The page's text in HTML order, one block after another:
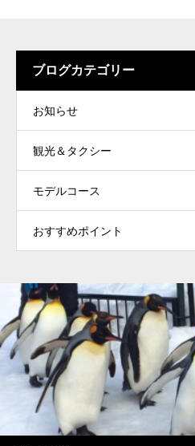
ブログカテゴリー
お知らせ
観光＆タクシー
モデルコース
おすすめポイント